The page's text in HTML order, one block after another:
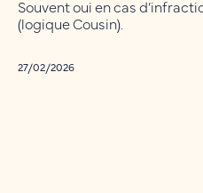
Souvent oui en cas
(logique Cousin).
27/02/2026